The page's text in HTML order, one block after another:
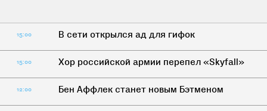
15:00 В сети открылся ад для гифок
15:00 Хор российской армии перепел «Skyfall»
12:00 Бен Аффлек станет новым Бэтменом